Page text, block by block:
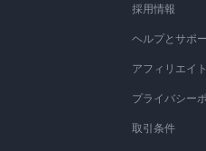
採用情報
ヘルプとサポ
アフィリエイ
プライバシー
取引条件